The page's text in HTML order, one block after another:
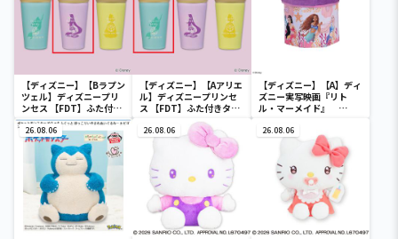
【ディズニー】【Bラプン
ツェル】ディズニープリ
ンセス 【FDT】ふた付き
タンブラー
【ディズニー】【Aアリエ
ル】ディズニープリンセ
ス 【FDT】ふた付きタン
【ディズニー】【A】ディ
ズニー実写映画『リト
ル・マーメイド』
チェアー
26.08.06 26.08.06 26.08.06